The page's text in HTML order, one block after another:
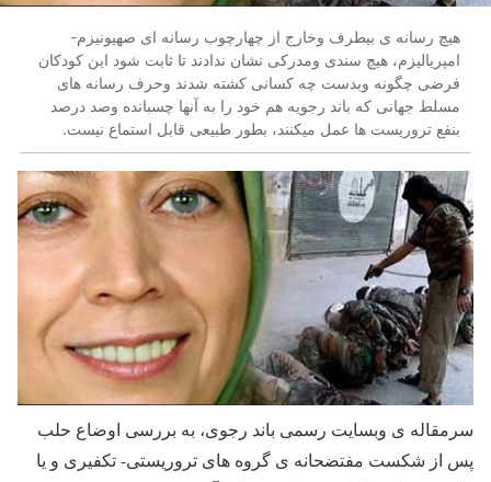
هیچ رسانه ی بیطرف وخارج از چهارچوب رسانه ای صهیونیزم-
امپریالیزم، هیچ سندی ومدرکی نشان ندادند تا ثابت شود این کودکان
فرضی چگونه وبدست چه کسانی کشته شدند وحرف رسانه های
مسلط جهانی که باند رجویه هم خود را به آنها چسبانده وصد درصد
بنفع تروریست ها عمل میکنند، بطور طبیعی قابل استماع نیست.
سرمقاله ی وبسایت رسمی باند رجوی، به بررسی اوضاع حلب
پس از شکست مفتضحانه ی گروه های تروریستی- تکفیری و یا